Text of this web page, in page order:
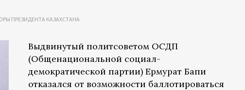
ПРЕЗИДЕНТА КАЗАХСТАНА
Выдвинутый политсоветом ОСДП
(Общенациональной социал-
демократической партии) Ермурат Бапи
отказался от возможности баллотироваться